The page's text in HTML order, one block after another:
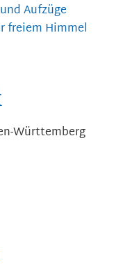
Aufzüge
freiem Himmel
Württemberg